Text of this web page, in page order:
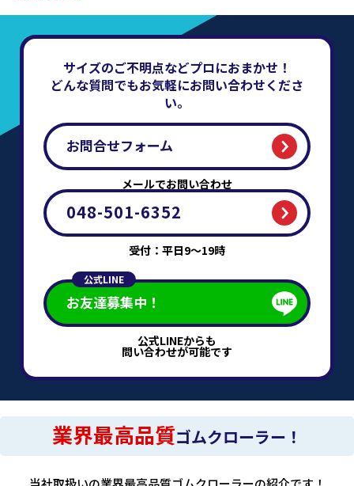
サイズのご不明点などプロにおまかせ！
どんな質問でもお気軽にお問い合わせくださ
い。
お問合せフォーム
メールでお問い合わせ
048-501-6352
受付：平日9～19時
公式LINE
お友達募集中！
公式LINEからも
問い合わせが可能です
業界最高品質ゴムクローラー！